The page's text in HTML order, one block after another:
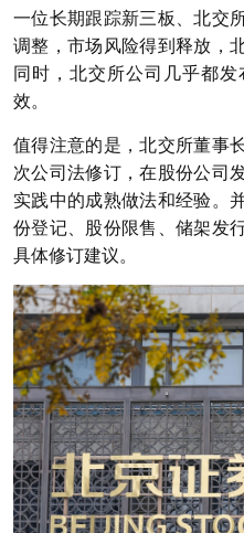
一位长期跟踪新三板、北交
调整，市场风险得到释放，
同时，北交所公司几乎都
效。
值得注意的是，北交所董事
次公司法修订，在股份公司
实践中的成熟做法和经验。
份登记、股份限售、储架发
具体修订建议。